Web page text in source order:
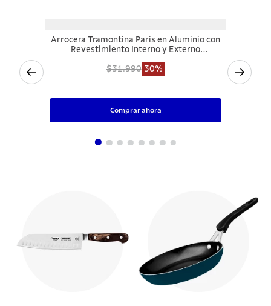
Antiadherente Starflon Max Rojo con Tapa
de Vidrio 24 cm 2,8 L
$31.990
$22.393
Comprar ahora